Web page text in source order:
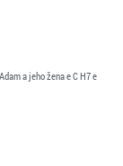
a jeho žena e C H7 e